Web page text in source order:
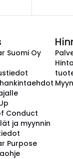
Suomi Oy
Conduct
ja myynnin
Purpose